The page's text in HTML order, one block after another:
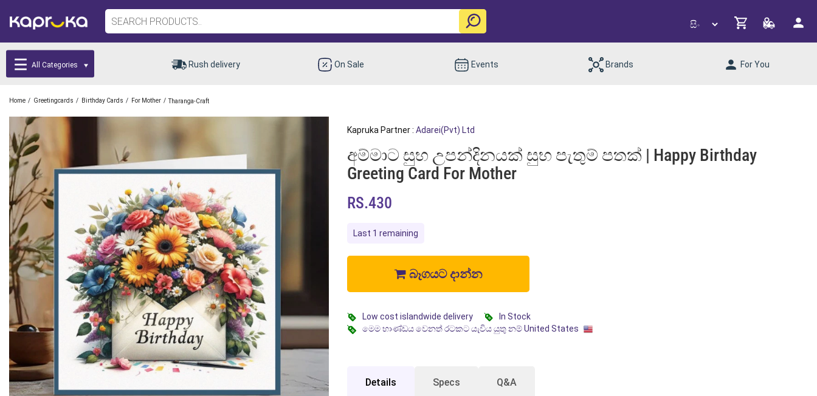
All Categories Rush delivery On Sale Events Brands For You
Home / Greetingcards / Birthday Cards / For Mother / Tharanga-Craft
Kapruka Partner : Adarei(Pvt) Ltd
අම්මාට සුභ උපන්දිනයක් සුභ පැතුම් පතක් | Happy Birthday
Greeting Card For Mother
RS.430
Last 1 remaining
බෑගයට දාන්න
Low cost islandwide delivery
In Stock
මෙම භාණ්ඩය වෙනත් රටකට යැවිය යුතු නම් United States
Details Specs Q&A